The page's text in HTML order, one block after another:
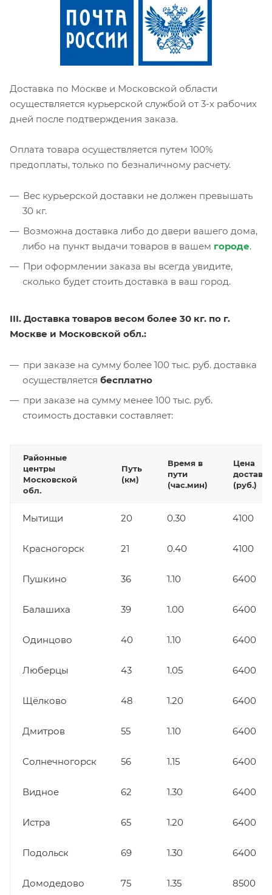
Доставка по Москве и Московской области
осуществляется курьерской службой от 3-х рабочих
дней после подтверждения заказа.
Оплата товара осуществляется путем 100%
предоплаты, только по безналичному расчету.
Вес курьерской доставки не должен превышать
30 кг.
Возможна доставка либо до двери вашего дома,
либо на пункт выдачи товаров в вашем городе.
При оформлении заказа вы всегда увидите,
сколько будет стоить доставка в ваш город.
III. Доставка товаров весом более 30 кг. по г.
Москве и Московской обл.:
при заказе на сумму более 100 тыс. руб. доставка
осуществляется бесплатно
при заказе на сумму менее 100 тыс. руб.
стоимость доставки составляет:
Районные
центры
Московской
обл.
Путь
(км)
Время в
пути
(час.мин)
Цена
(руб.)
Мытищи 20 0.30 4100
Красногорск 21 0.40 4100
Пушкино 36 1.10 6400
Балашиха 39 1.00 6400
Одинцово 40 1.10 6400
Люберцы 43 1.05 6400
Щёлково 48 1.20 6400
Дмитров 55 1.10 6400
Солнечногорск 56 1.15 6400
Видное 62 1.30 6400
Истра 65 1.20 6400
Подольск 69 1.30 6400
Домодедово 75 1.35 8500